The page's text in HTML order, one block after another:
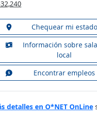
Chequear mi estado
Información sobre
local
Encontrar empleos
detalles en O*NET OnLine